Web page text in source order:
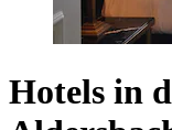
Hotels in